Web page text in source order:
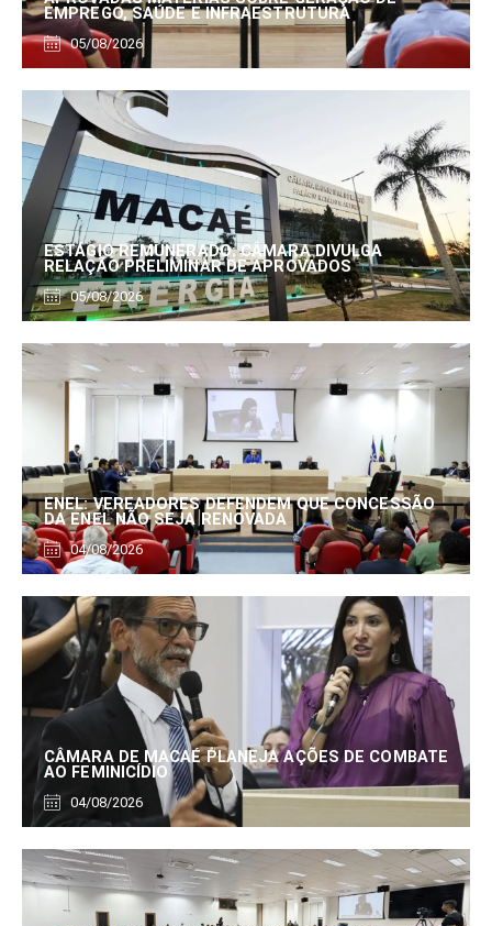
EMPREGO, SAÚDE E INFRAESTRUTURA
05/08/2026
ESTÁGIO REMUNERADO: CÂMARA DIVULGA
RELAÇÃO PRELIMINAR DE APROVADOS
05/08/2026
ENEL: VEREADORES DEFENDEM QUE CONCESSÃO
DA ENEL NÃO SEJA RENOVADA
04/08/2026
CÂMARA DE MACAÉ PLANEJA AÇÕES DE COMBATE
AO FEMINICÍDIO
04/08/2026